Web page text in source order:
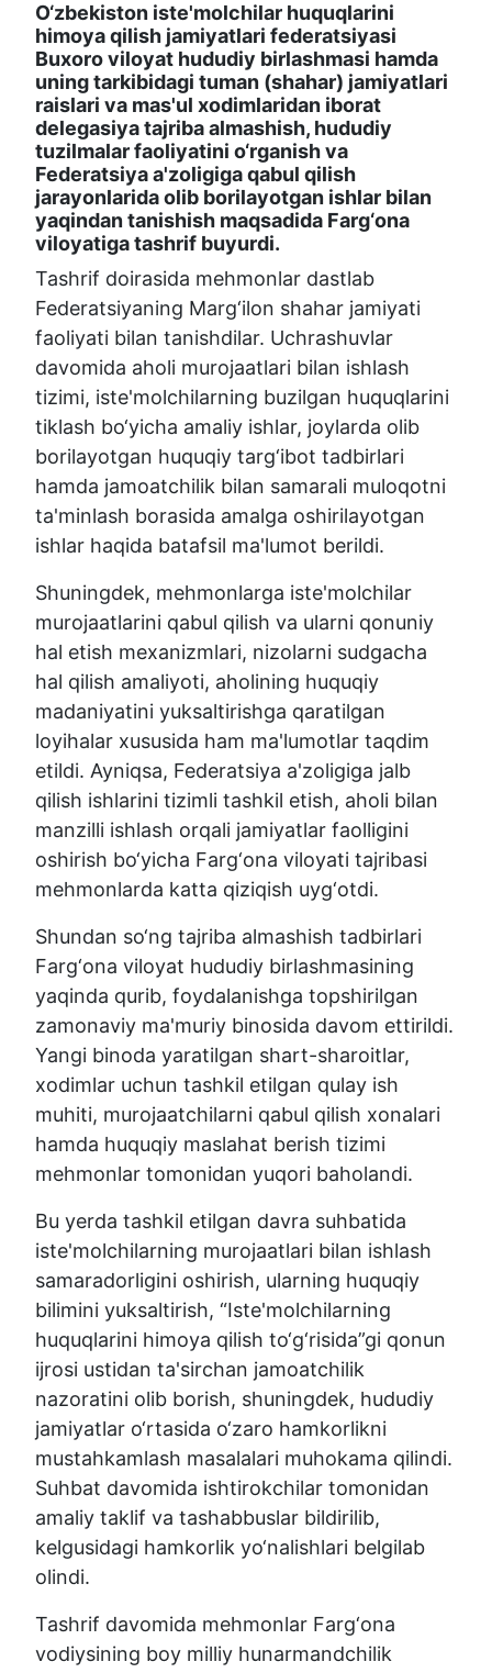
O‘zbekiston iste'molchilar huquqlarini
himoya qilish jamiyatlari federatsiyasi
Buxoro viloyat hududiy birlashmasi hamda
uning tarkibidagi tuman (shahar) jamiyatlari
raislari va mas'ul xodimlaridan iborat
delegasiya tajriba almashish, hududiy
tuzilmalar faoliyatini o‘rganish va
Federatsiya a'zoligiga qabul qilish
jarayonlarida olib borilayotgan ishlar bilan
yaqindan tanishish maqsadida Farg‘ona
viloyatiga tashrif buyurdi.
Tashrif doirasida mehmonlar dastlab
Federatsiyaning Marg‘ilon shahar jamiyati
faoliyati bilan tanishdilar. Uchrashuvlar
davomida aholi murojaatlari bilan ishlash
tizimi, iste'molchilarning buzilgan huquqlarini
tiklash bo‘yicha amaliy ishlar, joylarda olib
borilayotgan huquqiy targ‘ibot tadbirlari
hamda jamoatchilik bilan samarali muloqotni
ta'minlash borasida amalga oshirilayotgan
ishlar haqida batafsil ma'lumot berildi.
Shuningdek, mehmonlarga iste'molchilar
murojaatlarini qabul qilish va ularni qonuniy
hal etish mexanizmlari, nizolarni sudgacha
hal qilish amaliyoti, aholining huquqiy
madaniyatini yuksaltirishga qaratilgan
loyihalar xususida ham ma'lumotlar taqdim
etildi. Ayniqsa, Federatsiya a'zoligiga jalb
qilish ishlarini tizimli tashkil etish, aholi bilan
manzilli ishlash orqali jamiyatlar faolligini
oshirish bo‘yicha Farg‘ona viloyati tajribasi
mehmonlarda katta qiziqish uyg‘otdi.
Shundan so‘ng tajriba almashish tadbirlari
Farg‘ona viloyat hududiy birlashmasining
yaqinda qurib, foydalanishga topshirilgan
zamonaviy ma'muriy binosida davom ettirildi.
Yangi binoda yaratilgan shart-sharoitlar,
xodimlar uchun tashkil etilgan qulay ish
muhiti, murojaatchilarni qabul qilish xonalari
hamda huquqiy maslahat berish tizimi
mehmonlar tomonidan yuqori baholandi.
Bu yerda tashkil etilgan davra suhbatida
iste'molchilarning murojaatlari bilan ishlash
samaradorligini oshirish, ularning huquqiy
bilimini yuksaltirish, “Iste'molchilarning
huquqlarini himoya qilish to‘g‘risida”gi qonun
ijrosi ustidan ta'sirchan jamoatchilik
nazoratini olib borish, shuningdek, hududiy
jamiyatlar o‘rtasida o‘zaro hamkorlikni
mustahkamlash masalalari muhokama qilindi.
Suhbat davomida ishtirokchilar tomonidan
amaliy taklif va tashabbuslar bildirilib,
kelgusidagi hamkorlik yo‘nalishlari belgilab
olindi.
Tashrif davomida mehmonlar Farg‘ona
vodiysining boy milliy hunarmandchilik